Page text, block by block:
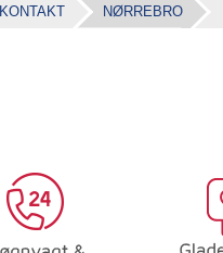
KONTAKT NØRREBRO